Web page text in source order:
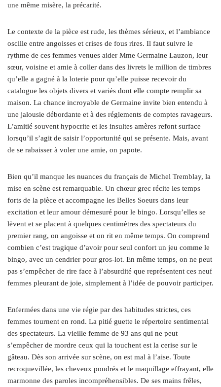
une même misère, la précarité.
Le contexte de la pièce est rude, les thèmes sérieux, et l’ambiance
oscille entre angoisses et crises de fous rires. Il faut suivre le
rythme de ces femmes venues aider Mme Germaine Lauzon, leur
sœur, voisine et amie à coller dans des livrets le million de timbres
qu’elle a gagné à la loterie pour qu’elle puisse recevoir du
catalogue les objets divers et variés dont elle compte remplir sa
maison. La chance incroyable de Germaine invite bien entendu à
une jalousie débordante et à des réglements de comptes ravageurs.
L’amitié souvent hypocrite et les insultes amères refont surface
lorsqu’il s’agit de saisir l’opportunité qui se présente. Mais, avant
de se rabaisser à voler une amie, on papote.
Bien qu’il manque les nuances du français de Michel Tremblay, la
mise en scène est remarquable. Un chœur grec récite les temps
forts de la pièce et accompagne les Belles Soeurs dans leur
excitation et leur amour démesuré pour le bingo. Lorsqu’elles se
lèvent et se placent à quelques centimètres des spectateurs du
premier rang, on angoisse et on rit en même temps. On comprend
combien c’est tragique d’avoir pour seul confort un jeu comme le
bingo, avec un cendrier pour gros-lot. En même temps, on ne peut
pas s’empêcher de rire face à l’absurdité que représentent ces neuf
femmes pleurant de joie, simplement à l’idée de pouvoir participer.
Enfermées dans une vie régie par des habitudes strictes, ces
femmes tournent en rond. La pitié guette le répertoire sentimental
des spectateurs. La vieille femme de 93 ans qui ne peut
s’empêcher de mordre ceux qui la touchent est la cerise sur le
gâteau. Dès son arrivée sur scène, on est mal à l’aise. Toute
recroquevillée, les cheveux poudrés et le maquillage effrayant, elle
marmonne des paroles incompréhensibles. De ses mains frêles,